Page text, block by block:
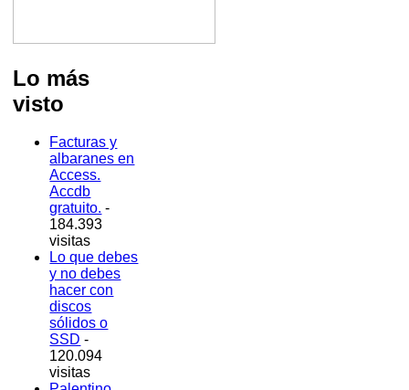
Lo más
visto
Facturas y
albaranes en
Access.
Accdb
gratuito. -
184.393
visitas
Lo que debes
y no debes
hacer con
discos
sólidos o
SSD -
120.094
visitas